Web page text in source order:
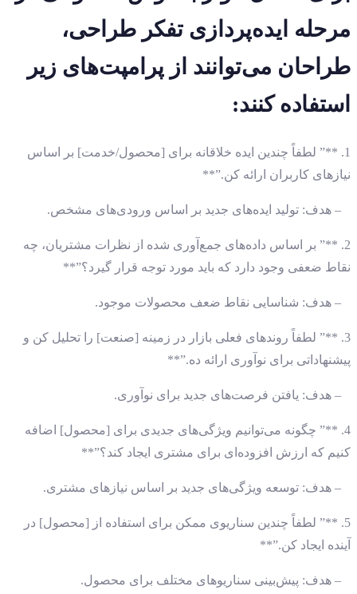
مرحله ایده‌پردازی تفکر طراحی،
طراحان می‌توانند از پرامپت‌های زیر
استفاده کنند:
1. **” لطفاً چندین ایده خلاقانه برای [محصول/خدمت] بر اساس
نیازهای کاربران ارائه کن.”**
– هدف: تولید ایده‌های جدید بر اساس ورودی‌های مشخص.
2. **” بر اساس داده‌های جمع‌آوری شده از نظرات مشتریان، چه
نقاط ضعفی وجود دارد که باید مورد توجه قرار گیرد؟”**
– هدف: شناسایی نقاط ضعف محصولات موجود.
3. **” لطفاً روندهای فعلی بازار در زمینه [صنعت] را تحلیل کن و
پیشنهاداتی برای نوآوری ارائه ده.”**
– هدف: یافتن فرصت‌های جدید برای نوآوری.
4. **” چگونه می‌توانیم ویژگی‌های جدیدی برای [محصول] اضافه
کنیم که ارزش افزوده‌ای برای مشتری ایجاد کند؟”**
– هدف: توسعه ویژگی‌های جدید بر اساس نیازهای مشتری.
5. **” لطفاً چندین سناریوی ممکن برای استفاده از [محصول] در
آینده ایجاد کن.”**
– هدف: پیش‌بینی سناریوهای مختلف برای محصول.